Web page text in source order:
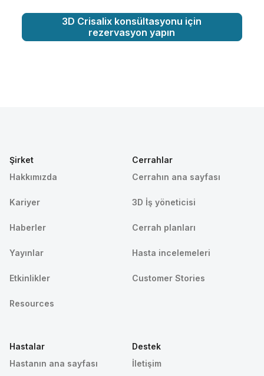
3D Crisalix konsültasyonu için
rezervasyon yapın
Şirket
Hakkımızda
Kariyer
Haberler
Yayınlar
Etkinlikler
Resources
Cerrahlar
Cerrahın ana sayfası
3D İş yöneticisi
Cerrah planları
Hasta incelemeleri
Customer Stories
Hastalar
Hastanın ana sayfası
Destek
İletişim